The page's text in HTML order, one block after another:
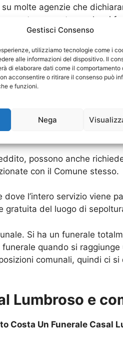
Gestisci Consenso
utilizziamo tecnologie come i
alle informazioni del dispositivo. Il
di elaborare dati come il comportamento
acconsentire o ritirare il consenso può
e funzioni.
Nega
molte agenzie che
queste scoperte su alcuni
sono “sparite” dalla
Casal Lumbroso.
anche di
perché si prende in
dignitoso.
possono anche
con il Comune stesso.
l’intero servizio viene
gratuita del luogo di
Si ha un funerale
quando si
comunali, quindi ci
Lumbroso e
Costa Un Funerale Casal